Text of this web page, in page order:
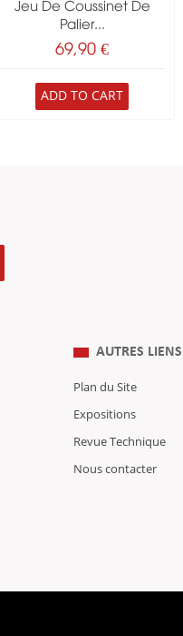
Jeu De Coussinet De
Palier...
69,90 €
ADD TO CART
AUTRES LIENS
Plan du Site
Expositions
Revue Technique
Nous contacter